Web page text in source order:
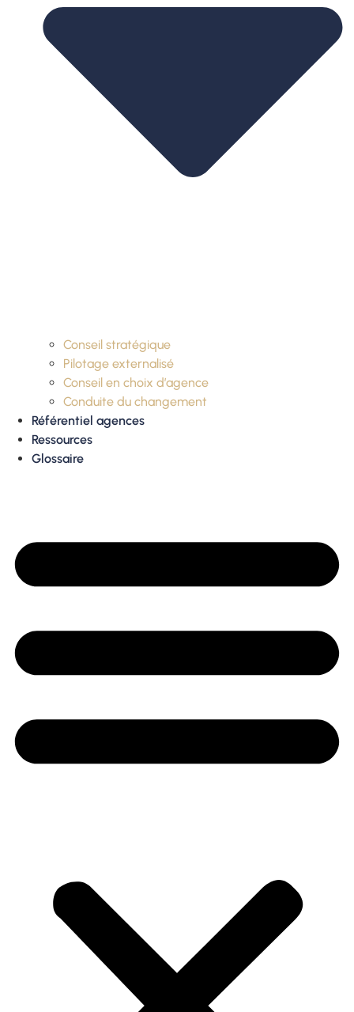
Conseil stratégique
Pilotage externalisé
Conseil en choix d’agence
Conduite du changement
Référentiel agences
Ressources
Glossaire